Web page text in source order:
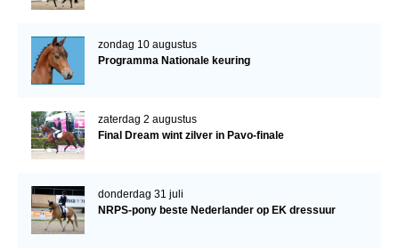
zondag 10 augustus
Programma Nationale keuring
zaterdag 2 augustus
Final Dream wint zilver in Pavo-finale
donderdag 31 juli
NRPS-pony beste Nederlander op EK dressuur